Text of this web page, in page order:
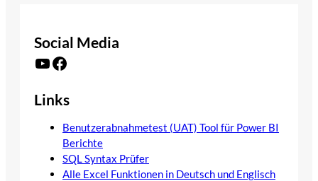
Social Media
YouTube Facebook
Links
Benutzerabnahmetest (UAT) Tool für Power BI
Berichte
SQL Syntax Prüfer
Alle Excel Funktionen in Deutsch und Englisch